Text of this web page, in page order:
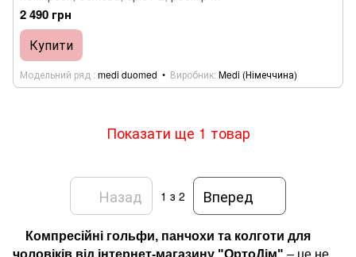
2 490 грн
Купити
Модельний ряд medi duomed Виробник Medi (Німеччина)
Показати ще 1 товар
Назад 1 з 2 Вперед
Компресійні гольфи, панчохи та колготи для
чоловіків від інтернет-магазину "ОртоДім" – це не